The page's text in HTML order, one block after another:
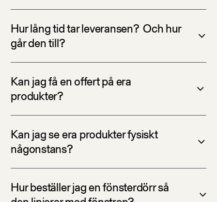
Hur lång tid tar leveransen? Och hur
går den till?
Kan jag få en offert på era
produkter?
Kan jag se era produkter fysiskt
någonstans?
Hur beställer jag en fönsterdörr så